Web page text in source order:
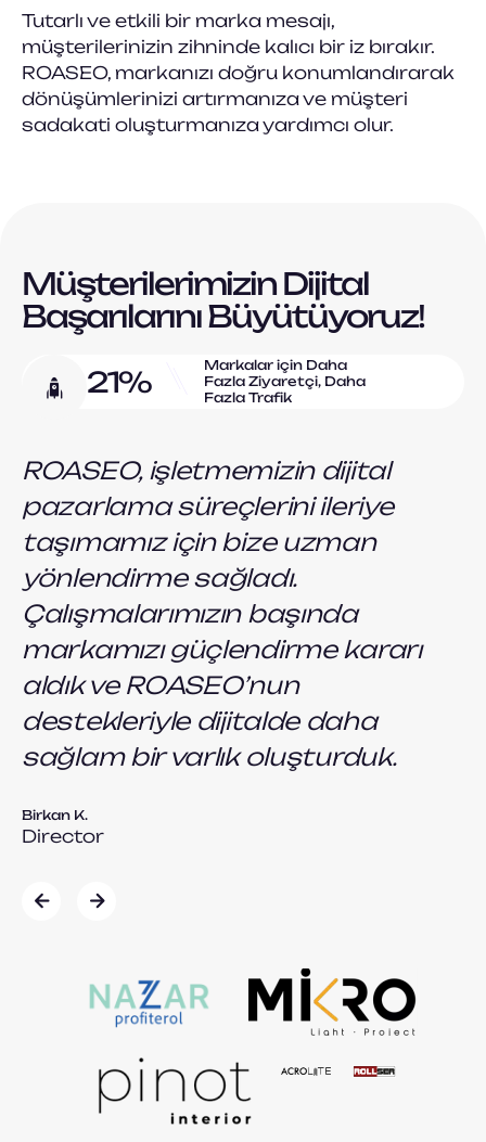
Tutarlı ve etkili bir marka mesajı,
müşterilerinizin zihninde kalıcı bir iz bırakır.
ROASEO, markanızı doğru konumlandırarak
dönüşümlerinizi artırmanıza ve müşteri
sadakati oluşturmanıza yardımcı olur.
Müşterilerimizin Dijital
Başarılarını Büyütüyoruz!
21%
Markalar için Daha
Fazla Ziyaretçi, Daha
Fazla Trafik
ROASEO, işletmemizin dijital
pazarlama süreçlerini ileriye
taşımamız için bize uzman
yönlendirme sağladı.
Çalışmalarımızın başında
markamızı güçlendirme kararı
aldık ve ROASEO’nun
destekleriyle dijitalde daha
sağlam bir varlık oluşturduk.
Birkan K.
Director